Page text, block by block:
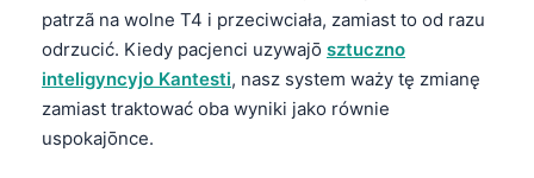
patrzã na wolne T4 i przeciwciała, zamiast to od razu
odrzucić. Kiedy pacjenci uzywajō sztuczno
inteligyncyjo Kantesti, nasz system waży tę zmianę
zamiast traktować oba wyniki jako równie
uspokajōnce.